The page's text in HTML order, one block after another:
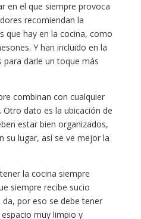
en el que siempre provoca
recomiendan la
que hay en la cocina, como
Y han incluido en la
para darle un toque más
combinan con cualquier
. Otro dato es la ubicación de
estar bien organizados,
su lugar, así se ve mejor la
la cocina siempre
siempre recibe sucio
por eso se debe tener
muy limpio y